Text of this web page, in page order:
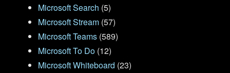
Microsoft Search (5)
Microsoft Stream (57)
Microsoft Teams (589)
Microsoft To Do (12)
Microsoft Whiteboard (23)